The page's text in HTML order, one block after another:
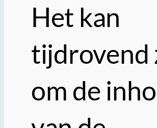
Het kan
tijdrovend
om de